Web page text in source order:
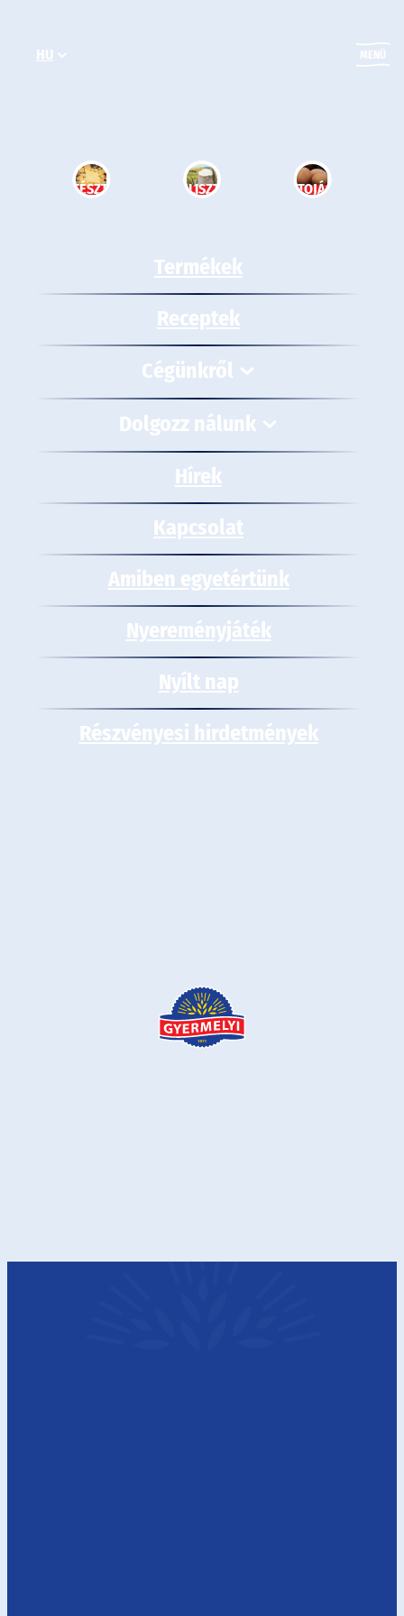
tartalomhoz
HU MENÜ
TÉSZTA LISZT TOJÁS
Termékek
Receptek
Cégünkről
Dolgozz nálunk
Hírek
Kapcsolat
Amiben egyetértünk
Nyereményjáték
Nyílt nap
Részvényesi hirdetmények